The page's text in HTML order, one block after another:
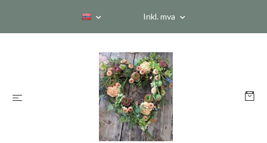
Inkl. mva